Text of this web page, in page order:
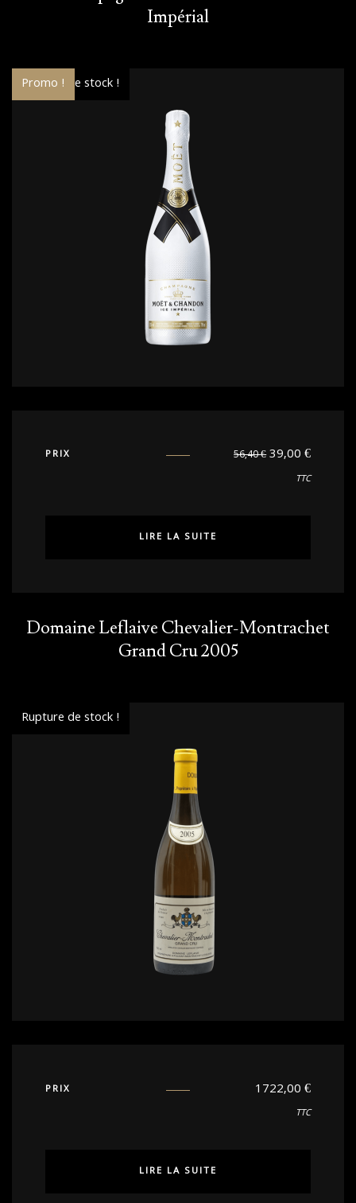
Impérial
Rupture de stock !
Promo !
PRIX 56,40€39,00€
TTC
LIRE LA SUITE
Domaine Leflaive Chevalier-Montrachet
Grand Cru 2005
Rupture de stock !
PRIX 1722,00€
TTC
LIRE LA SUITE